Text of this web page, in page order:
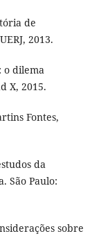
de
2013.
o dilema
X, 2015.
Fontes,
da
São Paulo:
sobre